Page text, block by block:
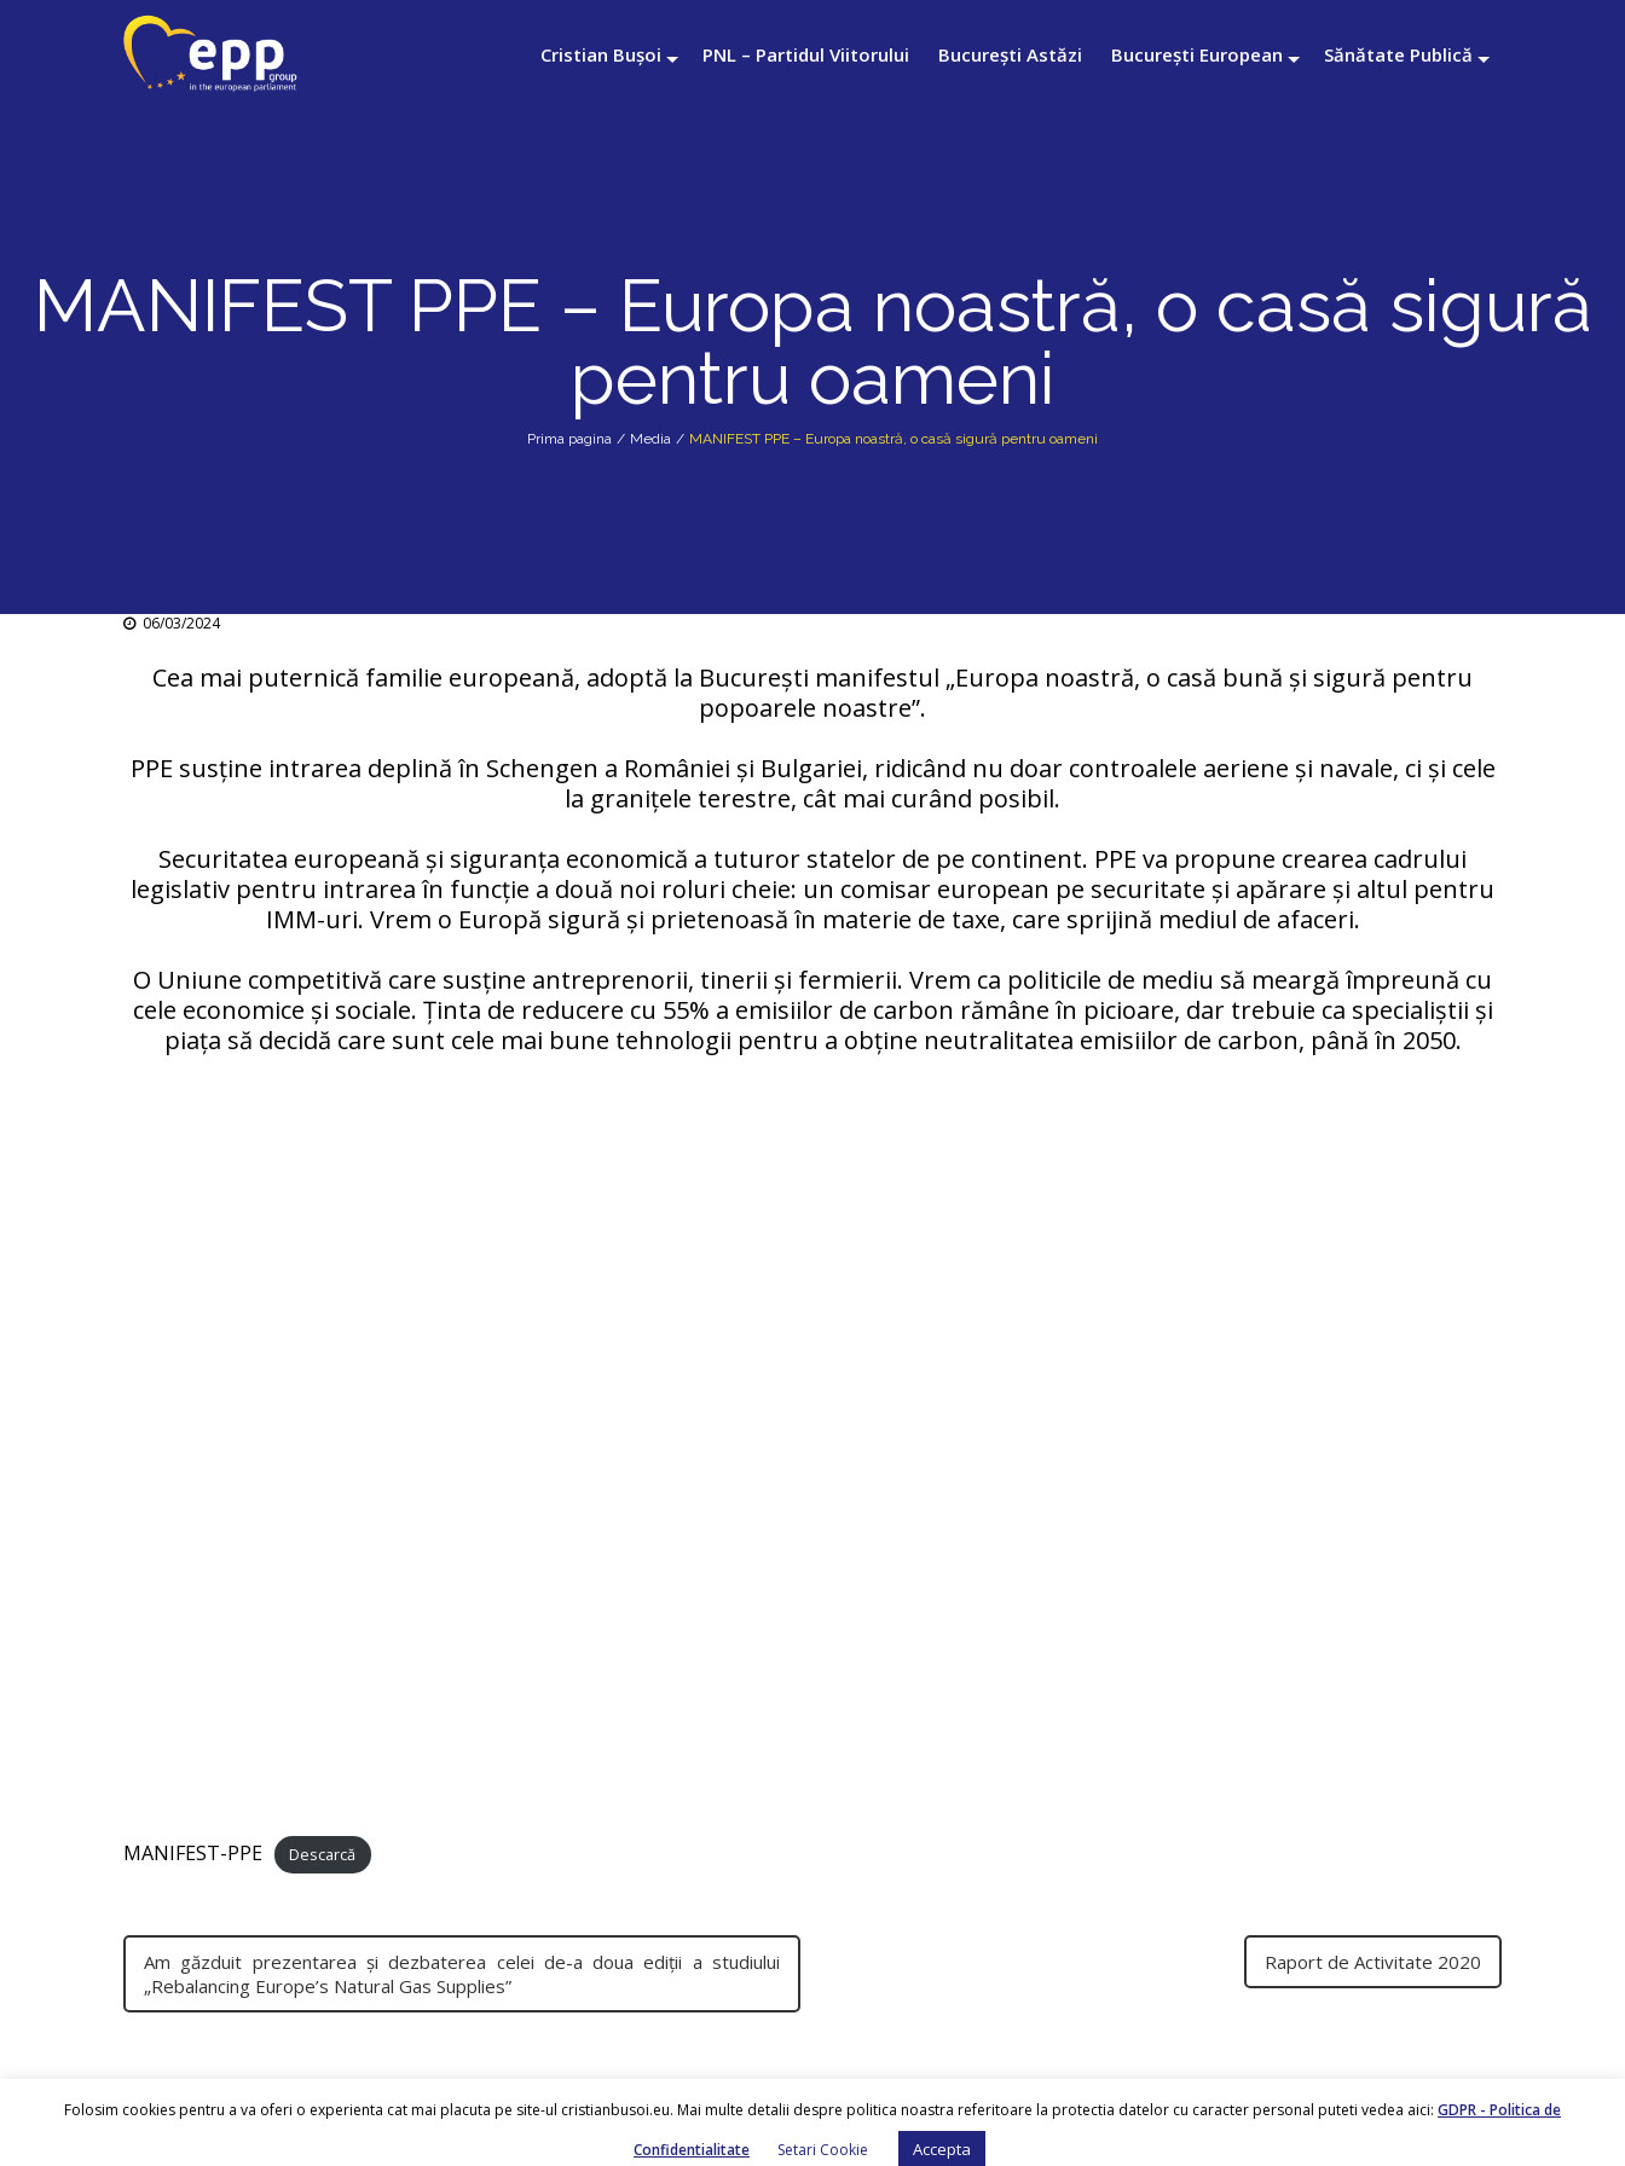
Cristian Bușoi PNL – Partidul Viitorului București Astăzi București European Sănătate Publică
MANIFEST PPE – Europa noastră, o casă sigură
pentru oameni
Prima pagina / Media / MANIFEST PPE – Europa noastră, o casă sigură pentru oameni
06/03/2024
Cea mai puternică familie europeană, adoptă la București manifestul „Europa noastră, o casă bună și sigură pentru
popoarele noastre”.
PPE susține intrarea deplină în Schengen a României și Bulgariei, ridicând nu doar controalele aeriene și navale, ci și cele
la granițele terestre, cât mai curând posibil.
Securitatea europeană și siguranța economică a tuturor statelor de pe continent. PPE va propune crearea cadrului
legislativ pentru intrarea în funcție a două noi roluri cheie: un comisar european pe securitate și apărare și altul pentru
IMM-uri. Vrem o Europă sigură și prietenoasă în materie de taxe, care sprijină mediul de afaceri.
O Uniune competitivă care susține antreprenorii, tinerii și fermierii. Vrem ca politicile de mediu să meargă împreună cu
cele economice și sociale. Ținta de reducere cu 55% a emisiilor de carbon rămâne în picioare, dar trebuie ca specialiștii și
piața să decidă care sunt cele mai bune tehnologii pentru a obține neutralitatea emisiilor de carbon, până în 2050.
MANIFEST-PPE Descarcă
Am găzduit prezentarea și dezbaterea celei de-a doua ediții a studiului
„Rebalancing Europe’s Natural Gas Supplies”
Raport de Activitate 2020
Cristian Busoi© 2026.
Folosim cookies pentru a va oferi o experienta cat mai placuta pe site-ul cristianbusoi.eu. Mai multe detalii despre politica noastra referitoare la protectia datelor cu caracter personal puteti vedea aici: GDPR - Politica de
Confidentialitate
Setari Cookie Accepta